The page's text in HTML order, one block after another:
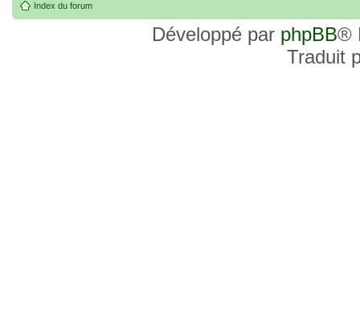
Index du forum
Développé par phpBB®
Traduit